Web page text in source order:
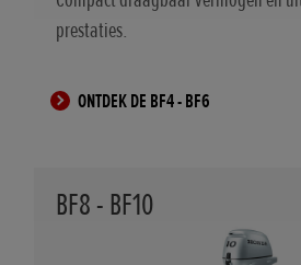
prestaties.
ONTDEK DE BF4 - BF6
BF8 - BF10